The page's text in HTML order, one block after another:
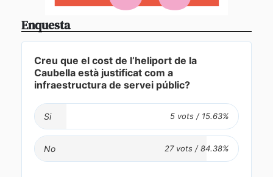
Enquesta
Creu que el cost de l’heliport de la
Caubella està justificat com a
infraestructura de servei públic?
Si
No